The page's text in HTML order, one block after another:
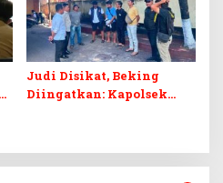
Judi Disikat, Beking
Diingatkan: Kapolsek